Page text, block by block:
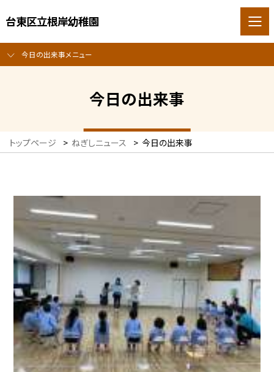
台東区立根岸幼稚園
今日の出来事メニュー
今日の出来事
トップページ > ねぎしニュース > 今日の出来事